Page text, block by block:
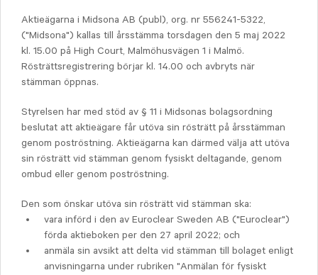
Aktieägarna i Midsona AB (publ), org. nr 556241-5322,
("Midsona") kallas till årsstämma torsdagen den 5 maj 2022
kl. 15.00 på High Court, Malmöhusvägen 1 i Malmö.
Rösträttsregistrering börjar kl. 14.00 och avbryts när
stämman öppnas.
Styrelsen har med stöd av § 11 i Midsonas bolagsordning
beslutat att aktieägare får utöva sin rösträtt på årsstämman
genom poströstning. Aktieägarna kan därmed välja att utöva
sin rösträtt vid stämman genom fysiskt deltagande, genom
ombud eller genom poströstning.
Den som önskar utöva sin rösträtt vid stämman ska:
vara införd i den av Euroclear Sweden AB ("Euroclear")
förda aktieboken per den 27 april 2022; och
anmäla sin avsikt att delta vid stämman till bolaget enligt
anvisningarna under rubriken "Anmälan för fysiskt